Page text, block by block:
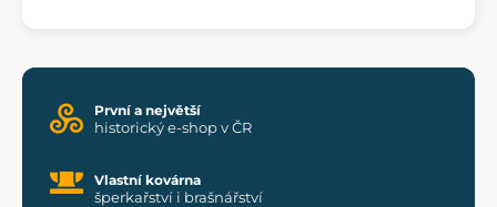
První a největší
historický e-shop v ČR
Vlastní kovárna
šperkařství i brašnářství